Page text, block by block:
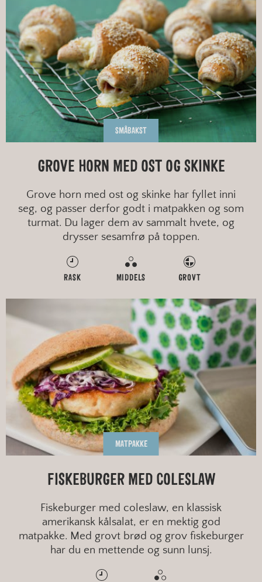
SMÅBAKST
GROVE HORN MED OST OG SKINKE
Grove horn med ost og skinke har fyllet inni
seg, og passer derfor godt i matpakken og som
turmat. Du lager dem av sammalt hvete, og
drysser sesamfrø på toppen.
RASK MIDDELS GROVT
MATPAKKE
FISKEBURGER MED COLESLAW
Fiskeburger med coleslaw, en klassisk
amerikansk kålsalat, er en mektig god
matpakke. Med grovt brød og grov fiskeburger
har du en mettende og sunn lunsj.